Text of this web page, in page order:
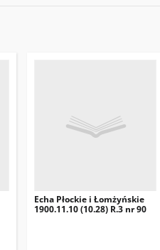
Echa Płockie i Łomżyńskie
1900.11.10 (10.28) R.3 nr 90